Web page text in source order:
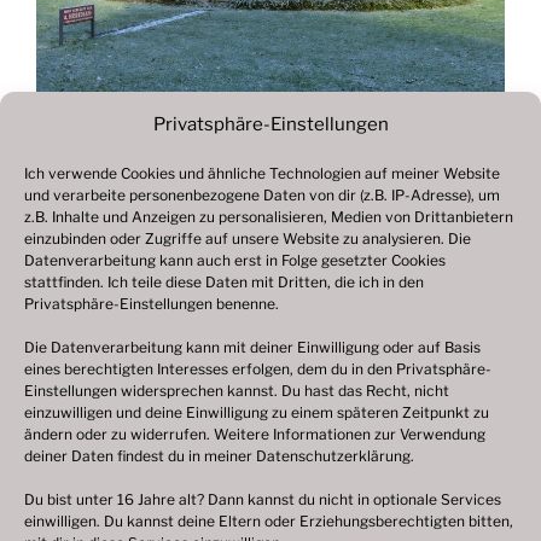
Privatsphäre-Einstellungen
Ich verwende Cookies und ähnliche Technologien auf meiner Website
und verarbeite personenbezogene Daten von dir (z.B. IP-Adresse), um
z.B. Inhalte und Anzeigen zu personalisieren, Medien von Drittanbietern
einzubinden oder Zugriffe auf unsere Website zu analysieren. Die
Datenverarbeitung kann auch erst in Folge gesetzter Cookies
stattfinden. Ich teile diese Daten mit Dritten, die ich in den
Privatsphäre-Einstellungen benenne.
Die Datenverarbeitung kann mit deiner Einwilligung oder auf Basis
eines berechtigten Interesses erfolgen, dem du in den Privatsphäre-
Einstellungen widersprechen kannst. Du hast das Recht, nicht
einzuwilligen und deine Einwilligung zu einem späteren Zeitpunkt zu
ändern oder zu widerrufen. Weitere Informationen zur Verwendung
deiner Daten findest du in meiner Datenschutzerklärung.
Du bist unter 16 Jahre alt? Dann kannst du nicht in optionale Services
einwilligen. Du kannst deine Eltern oder Erziehungsberechtigten bitten,
Beitragsnavigation
Vorheriger
Beitrag
Fotogalerie 2018
© 2003 – 2025 nilsbenthien.de,Datenschutzerklärung
|Cookie-Richtlinie EU|Impressum